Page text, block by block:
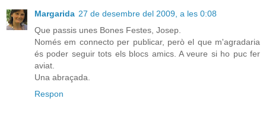
Margarida 27 de desembre del 2009, a les 0:08
Que passis unes Bones Festes, Josep.
Només em connecto per publicar, però el que m'agradaria
és poder seguir tots els blocs amics. A veure si ho puc fer
aviat.
Una abraçada.
Respon